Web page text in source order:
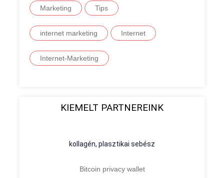
Marketing Tips
internet marketing Internet
Internet-Marketing
KIEMELT PARTNEREINK
kollagén, plasztikai sebész
Bitcoin privacy wallet